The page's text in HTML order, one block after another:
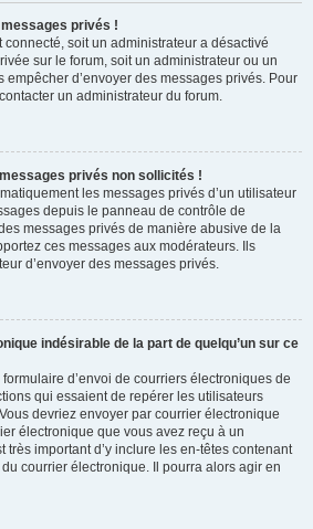
privés !
connecté, soit un administrateur a désactivé
sur le forum, soit un administrateur ou un
d’envoyer des messages privés. Pour
un administrateur du forum.
privés non sollicités !
les messages privés d’un utilisateur
depuis le panneau de contrôle de
messages privés de manière abusive de la
ces messages aux modérateurs. Ils
d’envoyer des messages privés.
indésirable de la part de quelqu’un sur ce
d’envoi de courriers électroniques de
qui essaient de repérer les utilisateurs
devriez envoyer par courrier électronique
électronique que vous avez reçu à un
très important d’y inclure les en-têtes contenant
courrier électronique. Il pourra alors agir en